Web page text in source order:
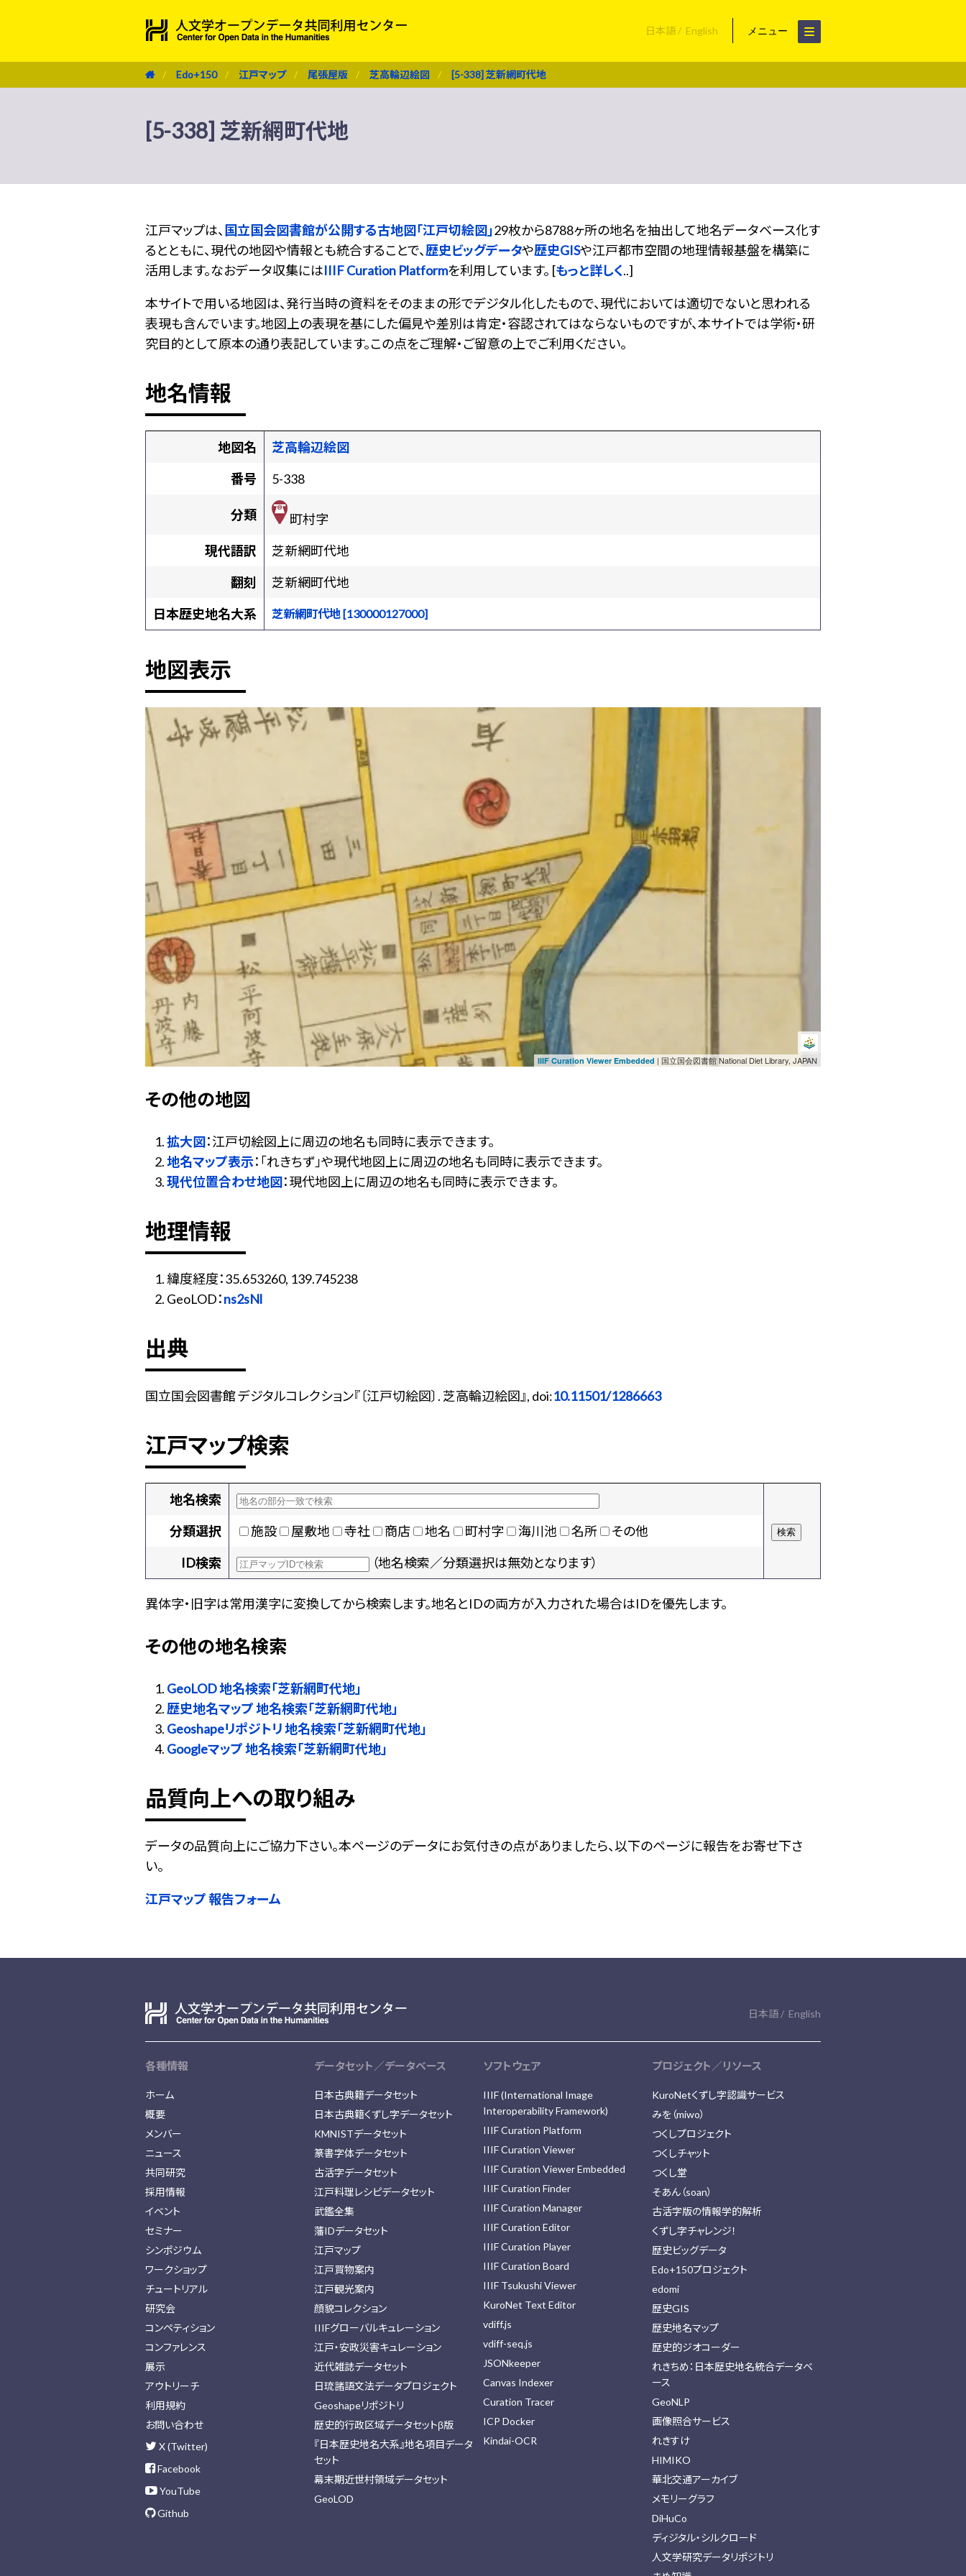
日本語 English メニュー
Edo+150 江戸マップ 尾張屋版 芝高輪辺絵図 [5-338] 芝新網町代地
[5-338] 芝新網町代地
江戸マップは、 国立国会図書館が公開する古地図「江戸切絵図」29枚から8788ヶ所の地名を抽出して地名データベース化す
るとともに、現代の地図や情報とも統合することで、歴史ビッグデータや歴史GISや江戸都市空間の地理情報基盤を構築に
活用します。なおデータ収集にはIIIF Curation Platformを利用しています。 [もっと詳しく..]
本サイトで用いる地図は、発行当時の資料をそのままの形でデジタル化したもので、現代においては適切でないと思われる
表現も含んでいます。地図上の表現を基にした偏見や差別は肯定・容認されてはならないものですが、本サイトでは学術・研
究目的として原本の通り表記しています。この点をご理解・ご留意の上でご利用ください。
地名情報
地図名
芝高輪辺絵図
番号
5-338
分類
町村字
現代語訳
芝新網町代地
翻刻
芝新網町代地
日本歴史地名大系
芝新網町代地 [130000127000]
地図表示
-
IIIF Curation Viewer Embedded | 国立国会図書館 National Diet Library, JAPAN
その他の地図
拡大図：江戸切絵図上に周辺の地名も同時に表示できます。
地名マップ表示：「れきちず」や現代地図上に周辺の地名も同時に表示できます。
現代位置合わせ地図：現代地図上に周辺の地名も同時に表示できます。
地理情報
緯度経度：35.653260, 139.745238
GeoLOD：ns2sNl
出典
国立国会図書館 デジタルコレクション『〔江戸切絵図〕. 芝高輪辺絵図』, doi:10.11501/1286663
江戸マップ検索
地名検索
分類選択
施設 屋敷地 寺社 商店 地名 町村字 海川池 名所
その他
ID検索
（地名検索／分類選択は無効となります）
異体字・旧字は常用漢字に変換してから検索します。地名とIDの両方が入力された場合はIDを優先します。
その他の地名検索
GeoLOD 地名検索「芝新網町代地」
歴史地名マップ 地名検索「芝新網町代地」
Geoshapeリポジトリ 地名検索「芝新網町代地」
Googleマップ 地名検索「芝新網町代地」
品質向上への取り組み
データの品質向上にご協力下さい。本ページのデータにお気付きの点がありましたら、以下のページに報告をお寄せ下さ
い。
江戸マップ 報告フォーム
日本語 English
各種情報
ホーム
概要
メンバー
ニュース
共同研究
採用情報
イベント
セミナー
シンポジウム
ワークショップ
チュートリアル
研究会
コンペティション
コンファレンス
展示
アウトリーチ
利用規約
お問い合わせ
X (Twitter)
Facebook
YouTube
Github
データセット／データベース
日本古典籍データセット
日本古典籍くずし字データセット
KMNISTデータセット
篆書字体データセット
古活字データセット
江戸料理レシピデータセット
武鑑全集
藩IDデータセット
江戸マップ
江戸買物案内
江戸観光案内
顔貌コレクション
IIIFグローバルキュレーション
江戸・安政災害キュレーション
近代雑誌データセット
日琉諸語文法データプロジェクト
Geoshapeリポジトリ
歴史的行政区域データセットβ版
『日本歴史地名大系』地名項目データ
セット
幕末期近世村領域データセット
GeoLOD
ソフトウェア
IIIF (International Image
Interoperability Framework)
IIIF Curation Platform
IIIF Curation Viewer
IIIF Curation Viewer Embedded
IIIF Curation Finder
IIIF Curation Manager
IIIF Curation Editor
IIIF Curation Player
IIIF Curation Board
IIIF Tsukushi Viewer
KuroNet Text Editor
vdiff.js
vdiff-seq.js
JSONkeeper
Canvas Indexer
Curation Tracer
ICP Docker
Kindai-OCR
プロジェクト／リソース
KuroNetくずし字認識サービス
みを（miwo）
つくしプロジェクト
つくしチャット
つくし堂
そあん（soan）
古活字版の情報学的解析
くずし字チャレンジ！
歴史ビッグデータ
Edo+150プロジェクト
edomi
歴史GIS
歴史地名マップ
歴史的ジオコーダー
れきちめ：日本歴史地名統合データベ
ース
GeoNLP
画像照合サービス
れきすけ
HIMIKO
華北交通アーカイブ
メモリーグラフ
DiHuCo
ディジタル・シルクロード
人文学研究データリポジトリ